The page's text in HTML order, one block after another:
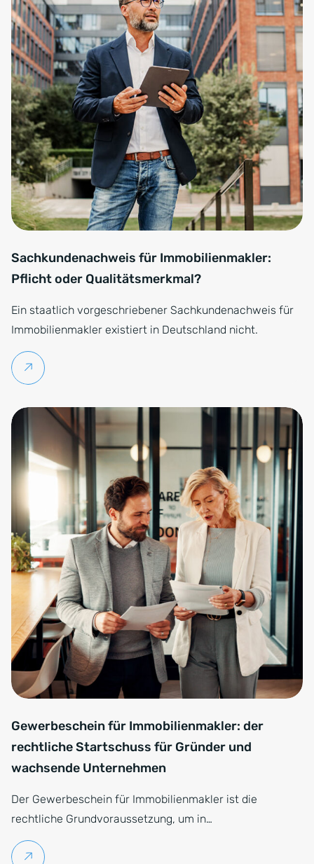
Sachkundenachweis für Immobilienmakler:
Pflicht oder Qualitätsmerkmal?
Ein staatlich vorgeschriebener Sachkundenachweis für
Immobilienmakler existiert in Deutschland nicht.
Weiterlesen
Gewerbeschein für Immobilienmakler: der
rechtliche Startschuss für Gründer und
wachsende Unternehmen
Der Gewerbeschein für Immobilienmakler ist die
rechtliche Grundvoraussetzung, um in…
Weiterlesen